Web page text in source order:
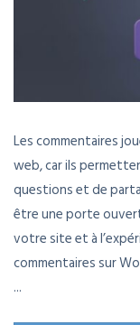
Les commentaires
web, car ils
questions et de
être une porte
votre site et à
commentaires sur
...